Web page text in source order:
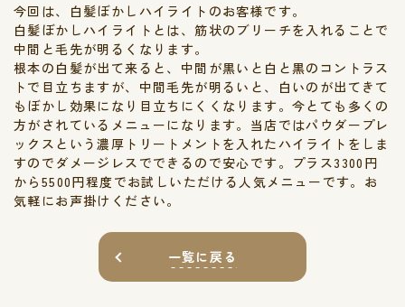
今回は、白髪ぼかしハイライトのお客様です。
白髪ぼかしハイライトとは、筋状のブリーチを入れることで
中間と毛先が明るくなります。
根本の白髪が出て来ると、中間が黒いと白と黒のコントラス
トで目立ちますが、中間毛先が明るいと、白いのが出てきて
もぼかし効果になり目立ちにくくなります。今とても多くの
方がされているメニューになります。当店ではパウダープレ
ックスという濃厚トリートメントを入れたハイライトをしま
すのでダメージレスでできるので安心です。プラス3300円
から5500円程度でお試しいただける人気メニューです。お
気軽にお声掛けください。
一覧に戻る